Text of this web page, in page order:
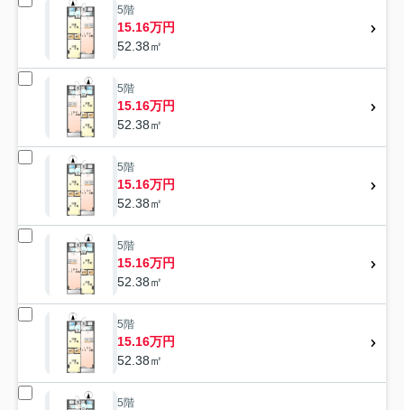
5階
15.16万円
52.38㎡
5階
15.16万円
52.38㎡
5階
15.16万円
52.38㎡
5階
15.16万円
52.38㎡
5階
15.16万円
52.38㎡
5階